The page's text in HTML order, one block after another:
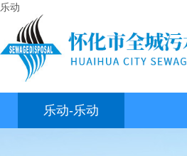
乐动
乐动-乐动